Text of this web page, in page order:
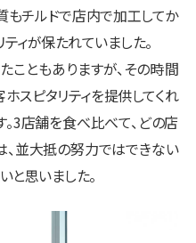
もチルドで店内で加工してか
ィが保たれていました。
こともありますが、その時間
スピタリティを提供してくれ
3店舗を食べ比べて、どの店
、並大抵の努力ではできない
と思いました。